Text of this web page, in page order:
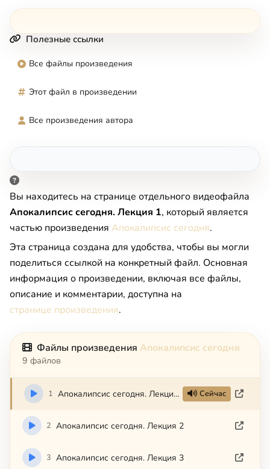
Полезные ссылки
Все файлы произведения
Этот файл в произведении
Все произведения автора
Вы находитесь на странице отдельного видеофайла
Апокалипсис сегодня. Лекция 1, который является
частью произведения Апокалипсис сегодня.
Эта страница создана для удобства, чтобы вы могли
поделиться ссылкой на конкретный файл. Основная
информация о произведении, включая все файлы,
описание и комментарии, доступна на
странице произведения.
Файлы произведения Апокалипсис сегодня
9 файлов
1 Апокалипсис сегодня. Лекция 1 Сейчас
2 Апокалипсис сегодня. Лекция 2
3 Апокалипсис сегодня. Лекция 3